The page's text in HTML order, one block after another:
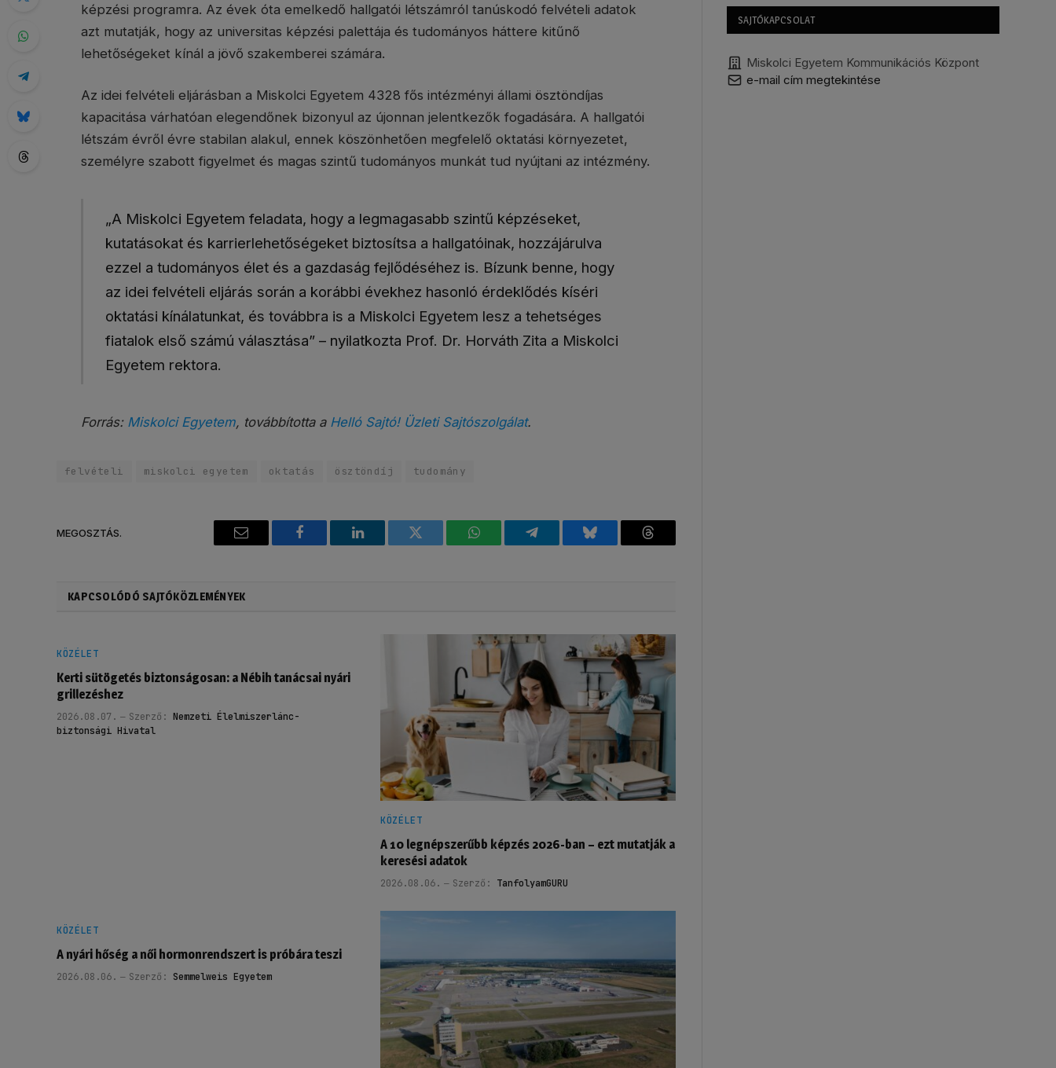
képzési programra. Az évek óta emelkedő hallgatói létszámról tanúskodó felvételi adatok
azt mutatják, hogy az universitas képzési palettája és tudományos háttere kitűnő
lehetőségeket kínál a jövő szakemberei számára.
Az idei felvételi eljárásban a Miskolci Egyetem 4328 fős intézményi állami ösztöndíjas
kapacitása várhatóan elegendőnek bizonyul az újonnan jelentkezők fogadására. A hallgatói
létszám évről évre stabilan alakul, ennek köszönhetően megfelelő oktatási környezetet,
személyre szabott figyelmet és magas szintű tudományos munkát tud nyújtani az intézmény.
„A Miskolci Egyetem feladata, hogy a legmagasabb szintű képzéseket,
kutatásokat és karrierlehetőségeket biztosítsa a hallgatóinak, hozzájárulva
ezzel a tudományos élet és a gazdaság fejlődéséhez is. Bízunk benne, hogy
az idei felvételi eljárás során a korábbi évekhez hasonló érdeklődés kíséri
oktatási kínálatunkat, és továbbra is a Miskolci Egyetem lesz a tehetséges
fiatalok első számú választása” – nyilatkozta Prof. Dr. Horváth Zita a Miskolci
Egyetem rektora.
Forrás: Miskolci Egyetem, továbbította a Helló Sajtó! Üzleti Sajtószolgálat.
felvételi miskolci egyetem oktatás ösztöndíj tudomány
MEGOSZTÁS.
Email Facebook LinkedIn Twitter WhatsAppTelegram Bluesky Threads
KAPCSOLÓDÓ SAJTÓKÖZLEMÉNYEK
KÖZÉLET
Kerti sütögetés biztonságosan: a Nébih tanácsai nyári
grillezéshez
2026.08.07. Szerző: Nemzeti Élelmiszerlánc-
biztonsági Hivatal
KÖZÉLET
A 10 legnépszerűbb képzés 2026-ban – ezt mutatják a
keresési adatok
2026.08.06. Szerző: TanfolyamGURU
KÖZÉLET
A nyári hőség a női hormonrendszert is próbára teszi
2026.08.06. Szerző: Semmelweis Egyetem
SAJTÓKAPCSOLAT
Miskolci Egyetem Kommunikációs Központ
e-mail cím megtekintése